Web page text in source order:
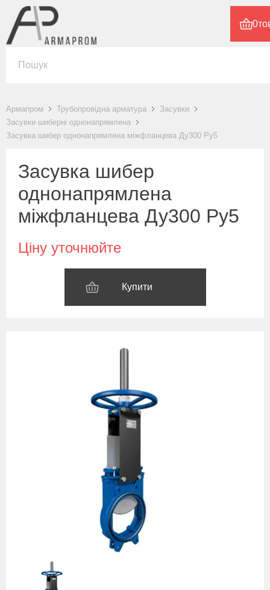
0
Армапром Трубопровідна арматура
Засувки
Засувки шиберні однонапрямлена
Засувка шибер однонапрямлена міжфланцева Ду300 Ру5
Засувка шибер
однонапрямлена
міжфланцева Ду300 Ру5
Ціну уточнюйте
Купити